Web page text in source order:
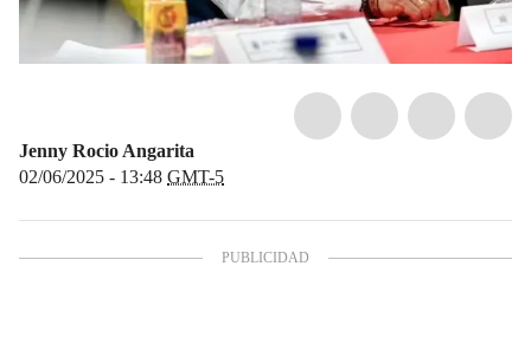
Jenny Rocio Angarita
02/06/2025 - 13:48 GMT-5